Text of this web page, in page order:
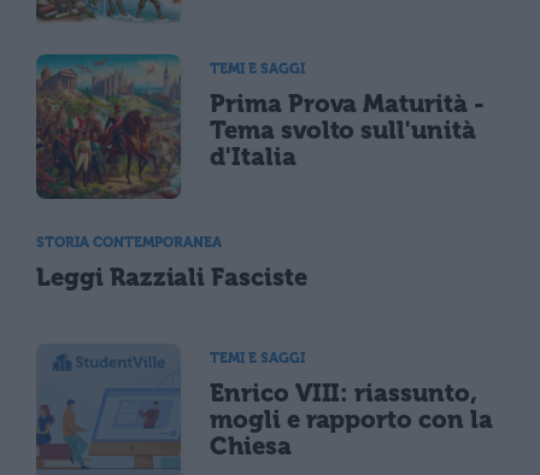
TEMI E SAGGI
Prima Prova Maturità -
Tema svolto sull'unità
d'Italia
STORIA CONTEMPORANEA
Leggi Razziali Fasciste
TEMI E SAGGI
Enrico VIII: riassunto,
mogli e rapporto con la
Chiesa